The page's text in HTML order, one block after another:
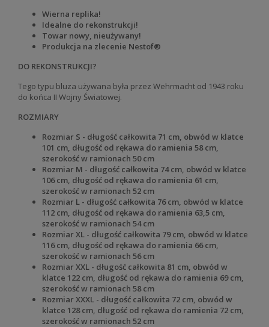
Wierna replika!
Idealne do rekonstrukcji!
Towar nowy, nieużywany!
Produkcja na zlecenie Nestof®
DO REKONSTRUKCJI?
Tego typu bluza używana była przez Wehrmacht od 1943 roku
do końca II Wojny Światowej.
ROZMIARY
Rozmiar S - długość całkowita 71 cm, obwód w klatce
101 cm, długość od rękawa do ramienia 58 cm,
szerokość w ramionach 50 cm
Rozmiar M - długość całkowita 74 cm, obwód w klatce
106 cm, długość od rękawa do ramienia 61 cm,
szerokość w ramionach 52 cm
Rozmiar L - długość całkowita 76 cm, obwód w klatce
112 cm, długość od rękawa do ramienia 63,5 cm,
szerokość w ramionach 54 cm
Rozmiar XL - długość całkowita 79 cm, obwód w klatce
116 cm, długość od rękawa do ramienia 66 cm,
szerokość w ramionach 56 cm
Rozmiar XXL - długość całkowita 81 cm, obwód w
klatce 122 cm, długość od rękawa do ramienia 69 cm,
szerokość w ramionach 58 cm
Rozmiar XXXL - długość całkowita 72 cm, obwód w
klatce 128 cm, długość od rękawa do ramienia 72 cm,
szerokość w ramionach 52 cm